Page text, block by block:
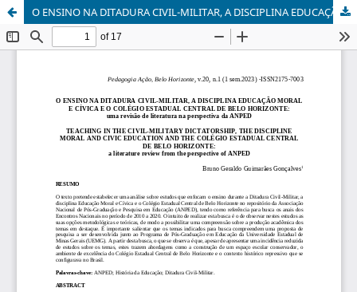
O ENSINO NA DITADURA CIVIL-MILITAR, A DISCIPLINA EDUCAÇÃO MORAL E CÍVICA E O COLÉGIO ESTADUAL CENTRAL DE BELO HORIZONTE: